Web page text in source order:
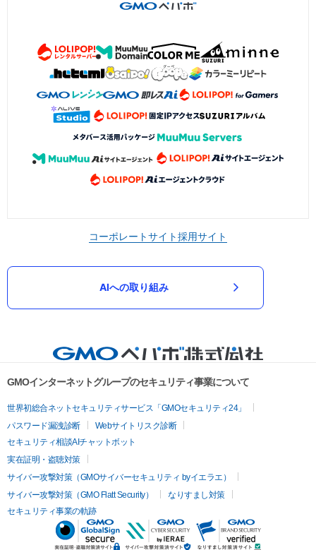
コーポレートサイト採用サイト
AIへの取り組み
GMOインターネットグループのセキュリティ事業について
世界初総合ネットセキュリティサービス「GMOセキュリティ24」
パスワード漏洩診断
Webサイトリスク診断
セキュリティ相談AIチャットボット
実在証明・盗聴対策
サイバー攻撃対策（GMOサイバーセキュリティ byイエラエ）
サイバー攻撃対策（GMO Flatt Security）
なりすまし対策
セキュリティ事業の軌跡